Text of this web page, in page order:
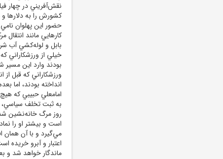
نقش‌آفريني در چهار
کشورش را به دلارها و
حضور اين پهلوان
کارهايي مانند
بابل و لوله‌کشي آب
خيلي از ورزشکاراني
بودند وارد اين
ورزشکاراني که قبل
انداخته بودند، اما
امامعلي حبيبي که
به ثبت تخلف سياسي،
روز مرگ خانه‌نشين
است و بيشتر او را
مي‌گيرد و با آن همان
اعتبار و آبرو خريده
ماندگار خواهد شد و